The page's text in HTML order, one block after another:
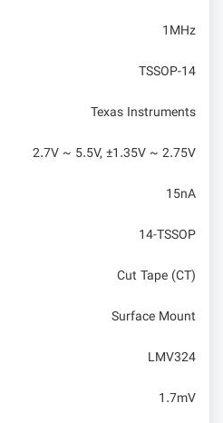
1MHz
TSSOP-14
Texas Instruments
2.7V ~ 5.5V, ±1.35V ~ 2.75V
15nA
14-TSSOP
Cut Tape (CT)
Surface Mount
LMV324
1.7mV